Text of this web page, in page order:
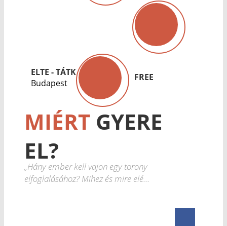
ELTE - TÁTK
Budapest
FREE
MIÉRT GYERE
EL?
„Hány ember kell vajon egy torony
elfoglalásához? Mihez és mire elé...